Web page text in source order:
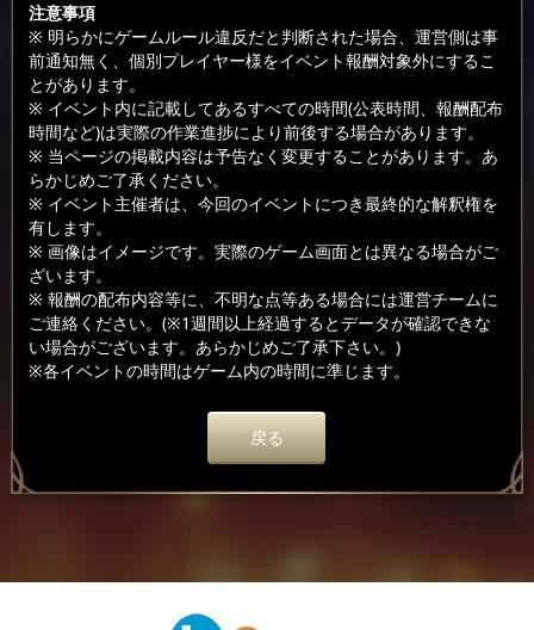
注意事項
※ 明らかにゲームルール違反だと判断された場合、運営側は事
前通知無く、個別プレイヤー様をイベント報酬対象外にするこ
とがあります。
※ イベント内に記載してあるすべての時間(公表時間、報酬配布
時間など)は実際の作業進捗により前後する場合があります。
※ 当ページの掲載内容は予告なく変更することがあります。あ
らかじめご了承ください。
※ イベント主催者は、今回のイベントにつき最終的な解釈権を
有します。
※ 画像はイメージです。実際のゲーム画面とは異なる場合がご
ざいます。
※ 報酬の配布内容等に、不明な点等ある場合には運営チームに
ご連絡ください。(※1週間以上経過するとデータが確認できな
い場合がございます。あらかじめご了承下さい。)
※各イベントの時間はゲーム内の時間に準じます。
戻る